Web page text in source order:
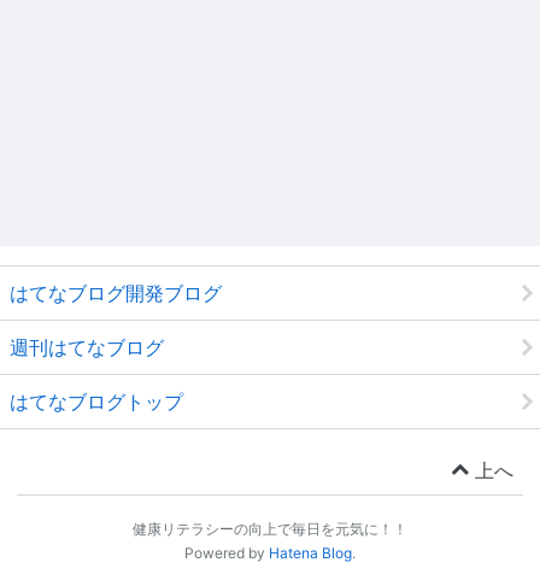
はてなブログ開発ブログ
週刊はてなブログ
はてなブログトップ
上へ
健康リテラシーの向上で毎日を元気に！！
Powered by Hatena Blog.